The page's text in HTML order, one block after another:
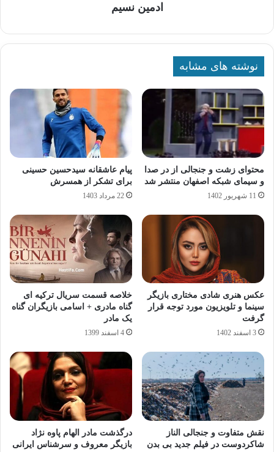
ادمین نسیم
نوشته های مشابه
محتوای زشت و جنجالی از در صدا
و سیمای شبکه اصفهان منتشر شد
11 شهریور 1402
پیام عاشقانه سیدحسین حسینی
برای تشکر از همسرش
22 مرداد 1403
عکس هنری شادی مختاری بازیگر
سینما و تلویزیون مورد توجه قرار
گرفت
3 اسفند 1402
خلاصه قسمت سریال ترکیه ای
گناه مادری + اسامی بازیگران گناه
یک مادر
4 اسفند 1399
نقش متفاوت و جنجالی الناز
شاکردوست در فیلم جدید بی بدن
درگذشت مادر الهام پاوه نژاد
بازیگر معروف و سرشناس ایرانی